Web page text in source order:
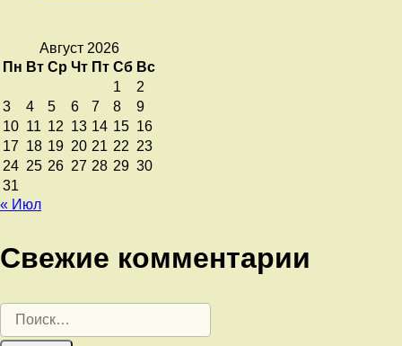
Август 2026
Пн Вт Ср Чт Пт Сб Вс
1
2
3
4 5 6 7 8
9
10 11 12 13 14 15 16
17 18 19 20 21 22 23
24 25 26 27 28 29 30
31
« Июл
Свежие комментарии
Найти: